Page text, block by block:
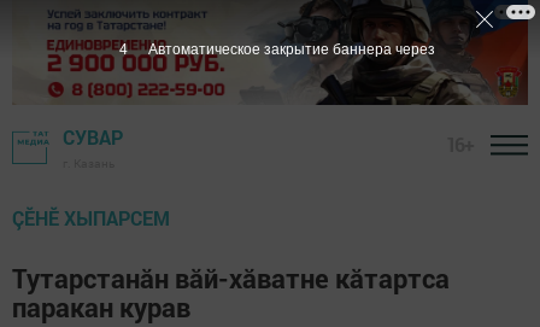
СУВАР
ÇӖНӖ ХЫПАРСЕМ
Тутарстанăн вăй-хăватне кăтартса
паракан курав
2 Автоматическое закрытие баннера через